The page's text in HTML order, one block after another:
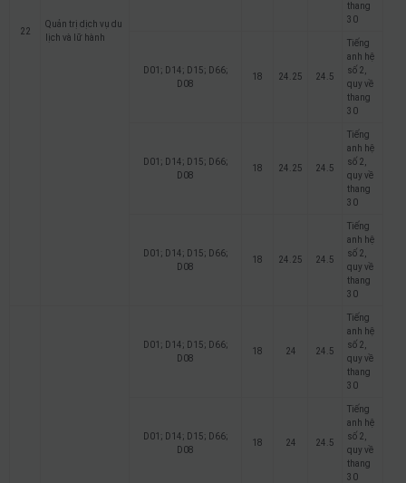
22
Quản trị dịch vụ du
lịch và lữ hành
thang
30
D01; D14; D15; D66;
D08
18 24.25 24.5
Tiếng
anh hệ
số 2,
quy về
thang
30
D01; D14; D15; D66;
D08
18 24.25 24.5
Tiếng
anh hệ
số 2,
quy về
thang
30
D01; D14; D15; D66;
D08
18 24.25 24.5
Tiếng
anh hệ
số 2,
quy về
thang
30
D01; D14; D15; D66;
D08
18 24 24.5
Tiếng
anh hệ
số 2,
quy về
thang
30
D01; D14; D15; D66;
D08
18 24 24.5
Tiếng
anh hệ
số 2,
quy về
thang
30